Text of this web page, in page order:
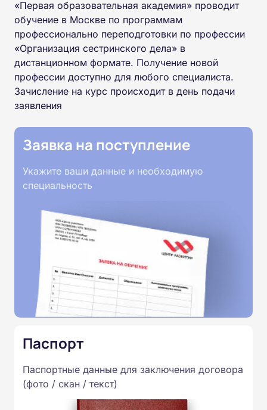
«Первая образовательная академия» проводит
обучение в Москве по программам
профессионально переподготовки по профессии
«Организация сестринского дела» в
дистанционном формате. Получение новой
профессии доступно для любого специалиста.
Зачисление на курс происходит в день подачи
заявления
Заявка на поступление
Укажите ваши данные и необходимую
специальность
Паспорт
Паспортные данные для заключения договора
(фото / скан / текст)